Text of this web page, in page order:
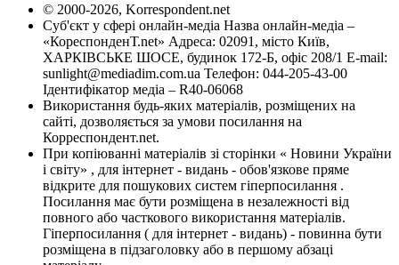
© 2000-2026, Korrespondent.net
Суб'єкт у сфері онлайн-медіа Назва онлайн-медіа –
«КореспонденТ.net» Адреса: 02091, місто Київ,
ХАРКІВСЬКЕ ШОСЕ, будинок 172-Б, офіс 208/1 E-mail:
sunlight@mediadim.com.ua Телефон: 044-205-43-00
Ідентифікатор медіа – R40-06068
Використання будь-яких матеріалів, розміщених на
сайті, дозволяється за умови посилання на
Корреспондент.net.
При копіюванні матеріалів зі сторінки « Новини України
і світу» , для інтернет - видань - обов'язкове пряме
відкрите для пошукових систем гіперпосилання .
Посилання має бути розміщена в незалежності від
повного або часткового використання матеріалів.
Гіперпосилання ( для інтернет - видань) - повинна бути
розміщена в підзаголовку або в першому абзаці